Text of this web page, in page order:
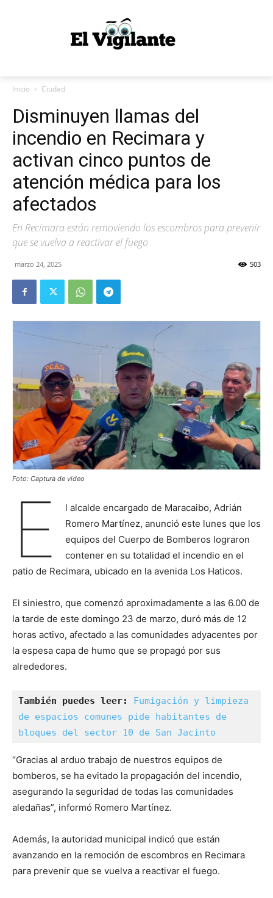
Inicio Ciudad
Disminuyen llamas del
incendio en Recimara y
activan cinco puntos de
atención médica para los
afectados
En Recimara están removiendo los escombros para prevenir
que se vuelva a reactivar el fuego
marzo 24, 2025 503
Foto: Captura de video
E
l alcalde encargado de Maracaibo, Adrián
Romero Martínez, anunció este lunes que los
equipos del Cuerpo de Bomberos lograron
contener en su totalidad el incendio en el
patio de Recimara, ubicado en la avenida Los Haticos.
El siniestro, que comenzó aproximadamente a las 6.00 de
la tarde de este domingo 23 de marzo, duró más de 12
horas activo, afectado a las comunidades adyacentes por
la espesa capa de humo que se propagó por sus
alrededores.
También puedes leer:
Fumigación y limpieza
de espacios comunes pide habitantes de
bloques del sector 10 de San Jacinto
“Gracias al arduo trabajo de nuestros equipos de
bomberos, se ha evitado la propagación del incendio,
asegurando la seguridad de todas las comunidades
aledañas”, informó Romero Martínez.
Además, la autoridad municipal indicó que están
avanzando en la remoción de escombros en Recimara
para prevenir que se vuelva a reactivar el fuego.